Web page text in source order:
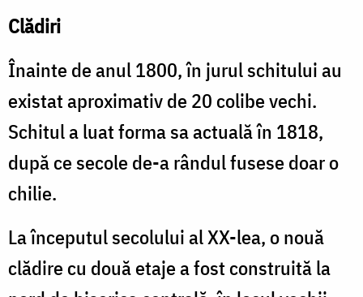
Clădiri
Înainte de anul 1800, în jurul schitului au
existat aproximativ de 20 colibe vechi.
Schitul a luat forma sa actuală în 1818,
după ce secole de-a rândul fusese doar o
chilie.
La începutul secolului al XX-lea, o nouă
clădire cu două etaje a fost construită la